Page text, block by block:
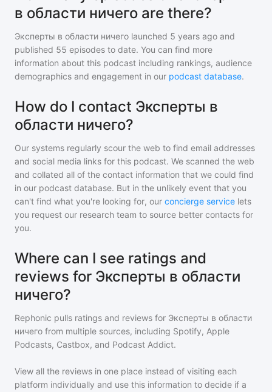
в области ничего are there?
Эксперты в области ничего launched 5 years ago and
published 55 episodes to date. You can find more
information about this podcast including rankings, audience
demographics and engagement in our podcast database.
How do I contact Эксперты в
области ничего?
Our systems regularly scour the web to find email addresses
and social media links for this podcast. We scanned the web
and collated all of the contact information that we could find
in our podcast database. But in the unlikely event that you
can't find what you're looking for, our concierge service lets
you request our research team to source better contacts for
you.
Where can I see ratings and
reviews for Эксперты в области
ничего?
Rephonic pulls ratings and reviews for Эксперты в области
ничего from multiple sources, including Spotify, Apple
Podcasts, Castbox, and Podcast Addict.
View all the reviews in one place instead of visiting each
platform individually and use this information to decide if a